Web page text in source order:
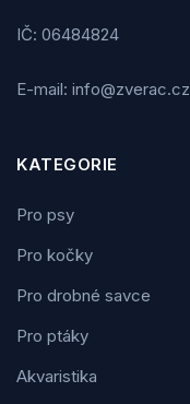
IČ: 06484824
E-mail: info@zverac.cz
KATEGORIE
Pro psy
Pro kočky
Pro drobné savce
Pro ptáky
Akvaristika